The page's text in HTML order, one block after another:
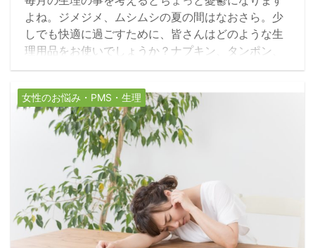
よね。ジメジメ、ムシムシの夏の間はなおさら。少
しでも快適に過ごすために、皆さんはどのような生
理用品をお使いでしょうか？ナプキン、タンポン、
布ナプキン、月経カップ、ショーツ一体型ナプキ
ようになりました。今回はアメリカから、そんな生
理用品事情についてお届けします。
女性のお悩み・PMS・生理